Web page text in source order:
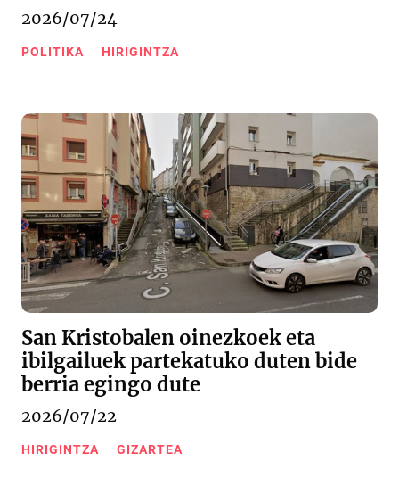
2026/07/24
POLITIKA HIRIGINTZA
San Kristobalen oinezkoek eta
ibilgailuek partekatuko duten bide
berria egingo dute
2026/07/22
HIRIGINTZA GIZARTEA